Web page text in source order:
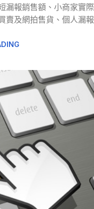
漏報銷售額、小商家實際
賣及網拍售貨、個人漏報